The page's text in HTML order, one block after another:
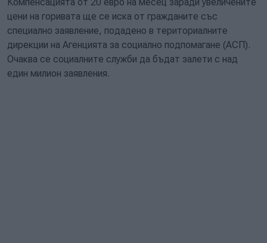
цени на горивата ще се иска от гражданите със
специално заявление, подадено в териториалните
дирекции на Агенцията за социално подпомагане (АСП).
Очаква се социалните служби да бъдат залети с над
един милион заявления.